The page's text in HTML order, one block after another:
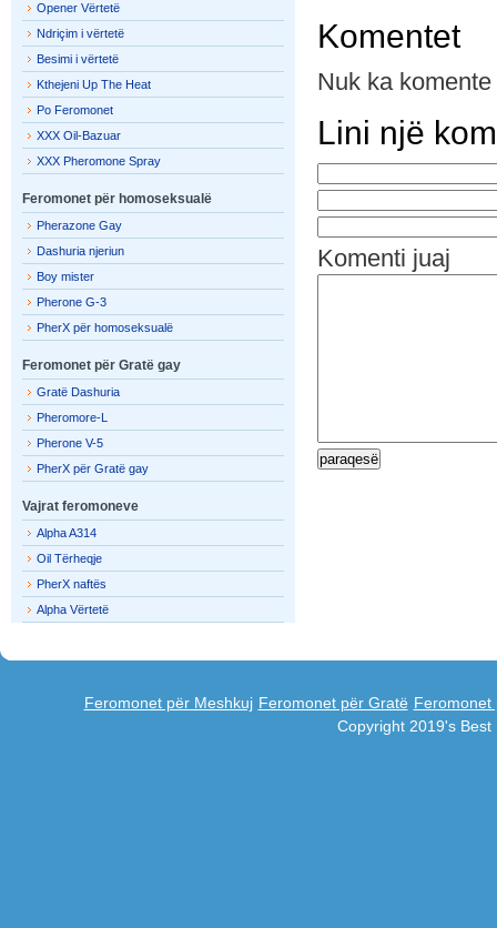
Komentet
Nuk ka
Lini një
Komenti juaj
Opener Vërtetë
Ndriçim i vërtetë
Besimi i vërtetë
Kthejeni Up The Heat
Po Feromonet
XXX Oil-Bazuar
XXX Pheromone Spray
Feromonet për homoseksualë
Pherazone Gay
Dashuria njeriun
Boy mister
Pherone G-3
PherX për homoseksualë
Feromonet për Gratë gay
Gratë Dashuria
Pheromore-L
Pherone V-5
PherX për Gratë gay
Vajrat feromoneve
Alpha A314
Oil Tërheqje
PherX naftës
Alpha Vërtetë
Feromonet për Meshkuj Feromonet për Gratë Feromonet
Copyright 2019's Best